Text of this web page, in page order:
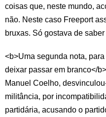
coisas que, neste mundo,
não. Neste caso Freeport
bruxas. Só gostava de
<b>Uma segunda nota,
deixar passar em branco</
Manuel Coelho,
militância, por
partidária, acusando o